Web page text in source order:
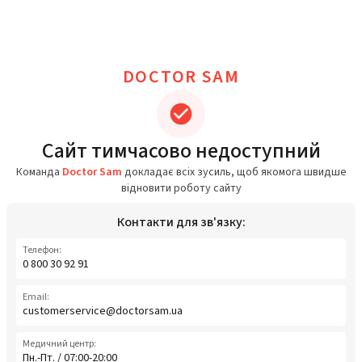
DOCTOR SAM
Сайт тимчасово недоступний
Команда Doctor Sam докладає всіх зусиль, щоб якомога швидше
відновити роботу сайту
Контакти для зв'язку:
Телефон:
0 800 30 92 91
Email:
customerservice@doctorsam.ua
Медичний центр:
Пн.-Пт. / 07:00-20:00